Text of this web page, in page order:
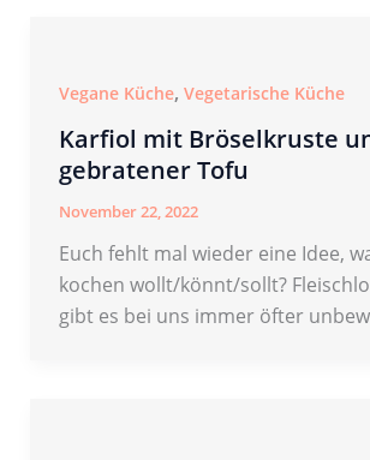
Vegane Küche, Vegetarische Küche
Karfiol mit Bröselkruste
gebratener Tofu
November 22, 2022
Euch fehlt mal wieder eine Idee,
kochen wollt/könnt/sollt?
gibt es bei uns immer öfter